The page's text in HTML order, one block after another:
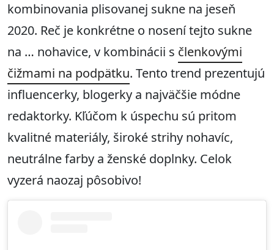
kombinovania plisovanej sukne na jeseň
2020. Reč je konkrétne o nosení tejto sukne
na … nohavice, v kombinácii s členkovými
čižmami na podpätku. Tento trend prezentujú
influencerky, blogerky a najväčšie módne
redaktorky. Kľúčom k úspechu sú pritom
kvalitné materiály, široké strihy nohavíc,
neutrálne farby a ženské doplnky. Celok
vyzerá naozaj pôsobivo!